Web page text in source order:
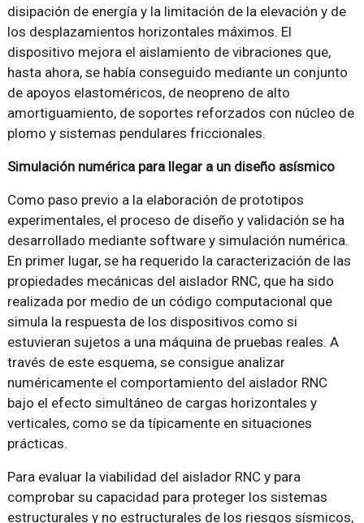
disipación de energía y la limitación de la elevación y de
los desplazamientos horizontales máximos. El
dispositivo mejora el aislamiento de vibraciones que,
hasta ahora, se había conseguido mediante un conjunto
de apoyos elastoméricos, de neopreno de alto
amortiguamiento, de soportes reforzados con núcleo de
plomo y sistemas pendulares friccionales.
Simulación numérica para llegar a un diseño asísmico
Como paso previo a la elaboración de prototipos
experimentales, el proceso de diseño y validación se ha
desarrollado mediante software y simulación numérica.
En primer lugar, se ha requerido la caracterización de las
propiedades mecánicas del aislador RNC, que ha sido
realizada por medio de un código computacional que
simula la respuesta de los dispositivos como si
estuvieran sujetos a una máquina de pruebas reales. A
través de este esquema, se consigue analizar
numéricamente el comportamiento del aislador RNC
bajo el efecto simultáneo de cargas horizontales y
verticales, como se da típicamente en situaciones
prácticas.
Para evaluar la viabilidad del aislador RNC y para
comprobar su capacidad para proteger los sistemas
estructurales y no estructurales de los riesgos sísmicos,